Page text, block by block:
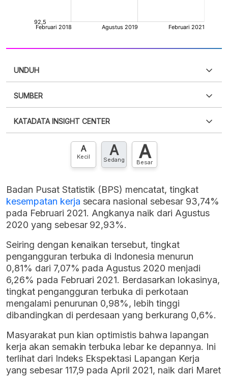
UNDUH
XLS
SUMBER
punya akun?Silakan Daftar sekarang
KATADATA INSIGHT CENTER
Hubungi sekarang »
A
Kecil A
Sedang A
Besar
Badan Pusat Statistik (BPS) mencatat, tingkat
kesempatan kerja secara nasional sebesar 93,74%
pada Februari 2021. Angkanya naik dari Agustus
2020 yang sebesar 92,93%.
Seiring dengan kenaikan tersebut, tingkat
pengangguran terbuka di Indonesia menurun
0,81% dari 7,07% pada Agustus 2020 menjadi
6,26% pada Februari 2021. Berdasarkan lokasinya,
tingkat pengangguran terbuka di perkotaan
mengalami penurunan 0,98%, lebih tinggi
dibandingkan di perdesaan yang berkurang 0,6%.
Masyarakat pun kian optimistis bahwa lapangan
kerja akan semakin terbuka lebar ke depannya. Ini
terlihat dari Indeks Ekspektasi Lapangan Kerja
yang sebesar 117,9 pada April 2021, naik dari Maret